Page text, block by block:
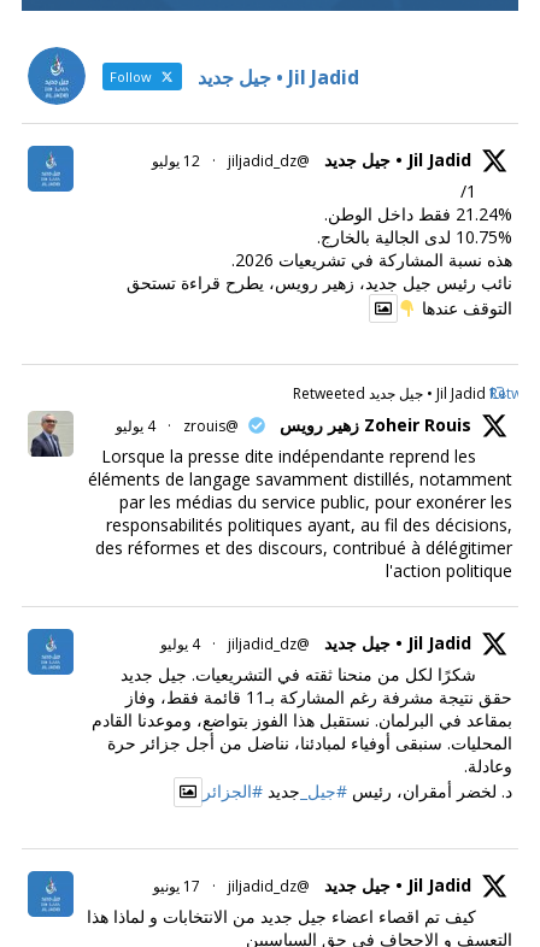
Jil Jadid • جيل جديد Follow
Jil Jadid • جيل جديد @jiljadid_dz
· 12 يوليو
1/
21.24% فقط داخل الوطن.
10.75% لدى الجالية بالخارج.
هذه نسبة المشاركة في تشريعيات 2026.
نائب رئيس جيل جديد، زهير رويس، يطرح قراءة تستحق
التوقف عندها
Jil Jadid • جيل جديد Retweeted
Zoheir Rouis زهير رويس @zrouis
· 4 يوليو
Lorsque la presse dite indépendante reprend les
éléments de langage savamment distillés, notamment
par les médias du service public, pour exonérer les
responsabilités politiques ayant, au fil des décisions,
des réformes et des discours, contribué à délégitimer
l'action politique
Jil Jadid • جيل جديد @jiljadid_dz
· 4 يوليو
شكرًا لكل من منحنا ثقته في التشريعيات. جيل جديد
حقق نتيجة مشرفة رغم المشاركة بـ11 قائمة فقط، وفاز
بمقاعد في البرلمان. نستقبل هذا الفوز بتواضع، وموعدنا القادم
المحليات. سنبقى أوفياء لمبادئنا، نناضل من أجل جزائر حرة
وعادلة.
د. لخضر أمقران، رئيس #جيل_ جديد #الجزائر
Jil Jadid • جيل جديد @jiljadid_dz
· 17 يونيو
كيف تم اقصاء اعضاء جيل جديد من الانتخابات و لماذا هذا
التعسف و الاجحاف في حق السياسيين